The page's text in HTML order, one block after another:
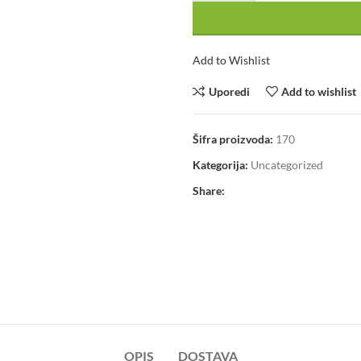
Add to Wishlist
Uporedi Add to wishlist
Šifra proizvoda: 170
Kategorija: Uncategorized
Share:
OPIS DOSTAVA